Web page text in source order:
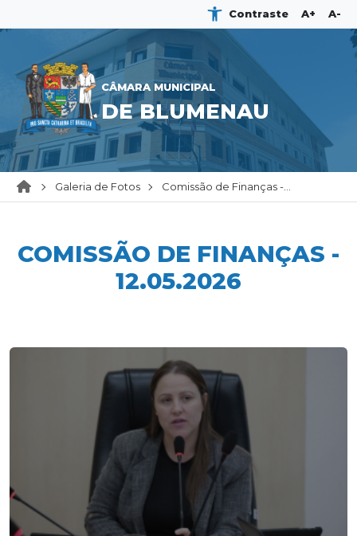
Contraste A+ A-
CÂMARA MUNICIPAL
DE BLUMENAU
Galeria de Fotos Comissão de Finanças -...
COMISSÃO DE FINANÇAS -
12.05.2026